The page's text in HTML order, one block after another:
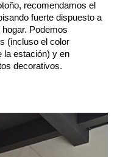
recomendamos el
fuerte dispuesto a
Podemos
(incluso el color
la estación) y en
decorativos.